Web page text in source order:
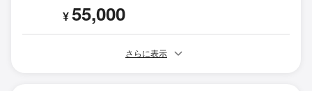
¥55,000
さらに表示